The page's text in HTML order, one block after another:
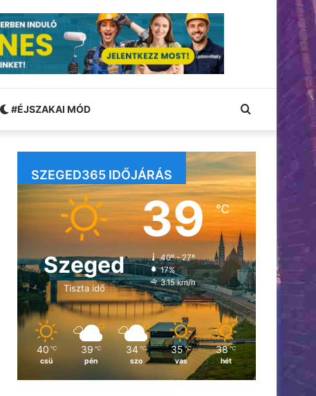
#ÉJSZAKAI MÓD Keresés:
SZEGED365 IDŐJÁRÁS
Szeged
Tiszta idő
39℃
40º - 27º
17%
3.15 km/h
40 ℃
csü
39 ℃
pén
34 ℃
szo
35 ℃
vas
38 ℃
hét